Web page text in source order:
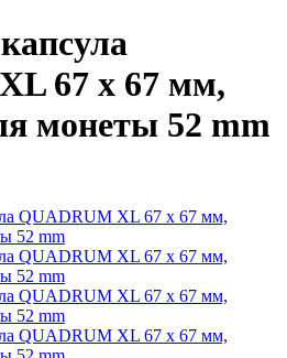
67 х 67 мм,
монеты 52 mm